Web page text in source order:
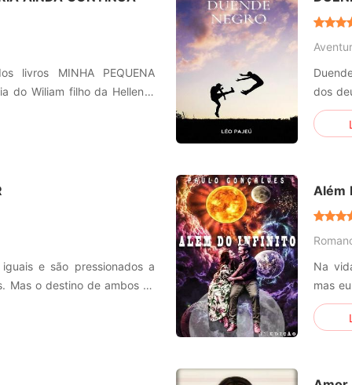
livros MINHA PEQUENA
do Wiliam filho da Hellen e
dos
seu
e são pressionados a
Mas o destino de ambos se
realizar os seus próprios
Além
Na
mas